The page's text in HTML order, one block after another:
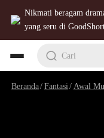
Nikmati beragam
yang seru di
Cari
Beranda/Fantasi / Awal